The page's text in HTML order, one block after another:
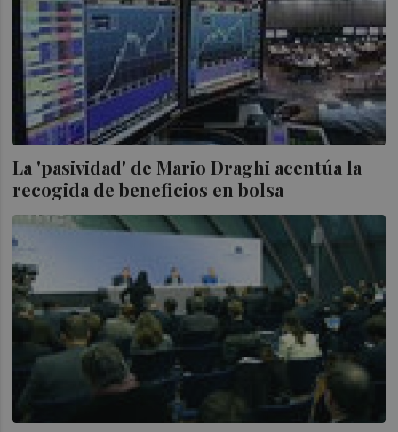
La 'pasividad' de Mario Draghi acentúa la
recogida de beneficios en bolsa